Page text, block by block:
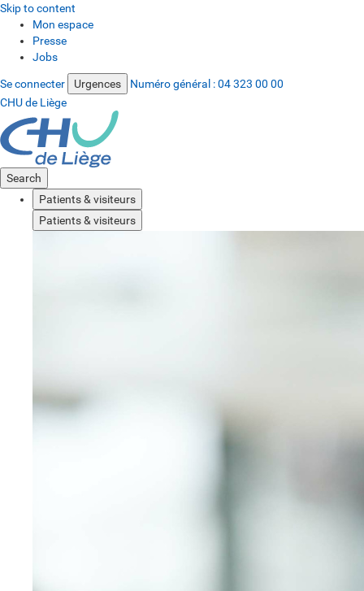
Skip to content
Mon espace
Presse
Jobs
Se connecter Urgences Numéro général :04 323 00 00
CHU de Liège
Search
Patients & visiteurs
Patients & visiteurs